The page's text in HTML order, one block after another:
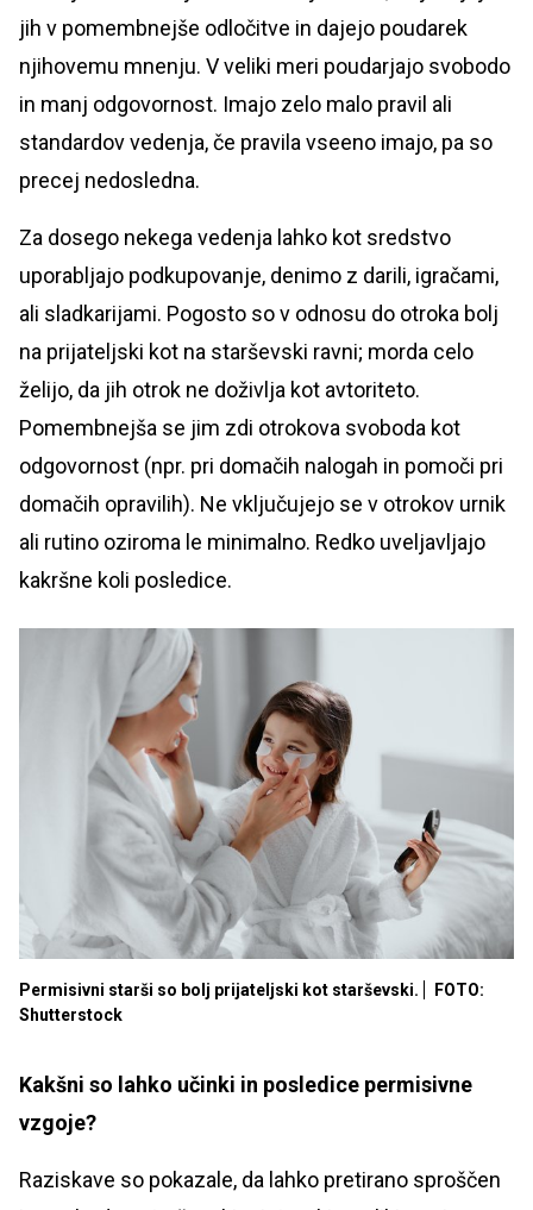
jih v pomembnejše odločitve in dajejo poudarek
njihovemu mnenju. V veliki meri poudarjajo svobodo
in manj odgovornost. Imajo zelo malo pravil ali
standardov vedenja, če pravila vseeno imajo, pa so
precej nedosledna.
Za dosego nekega vedenja lahko kot sredstvo
uporabljajo podkupovanje, denimo z darili, igračami,
ali sladkarijami. Pogosto so v odnosu do otroka bolj
na prijateljski kot na starševski ravni; morda celo
želijo, da jih otrok ne doživlja kot avtoriteto.
Pomembnejša se jim zdi otrokova svoboda kot
odgovornost (npr. pri domačih nalogah in pomoči pri
domačih opravilih). Ne vključujejo se v otrokov urnik
ali rutino oziroma le minimalno. Redko uveljavljajo
kakršne koli posledice.
Permisivni starši so bolj prijateljski kot starševski.
FOTO:
Shutterstock
Kakšni so lahko učinki in posledice permisivne
vzgoje?
Raziskave so pokazale, da lahko pretirano sproščen